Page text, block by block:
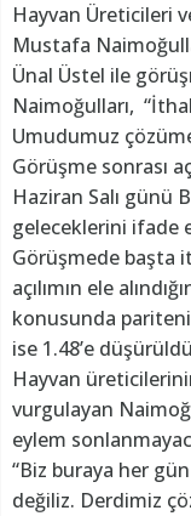
Hayvan Üreticileri
Mustafa
Ünal Üstel ile
Naimoğulları,
Umudumuz
Görüşme sonrası
Haziran Salı günü
geleceklerini ifade
Görüşmede başta
açılımın ele
konusunda
ise 1.48’e
Hayvan
vurgulayan
eylem
“Biz buraya her
değiliz. Derdimiz